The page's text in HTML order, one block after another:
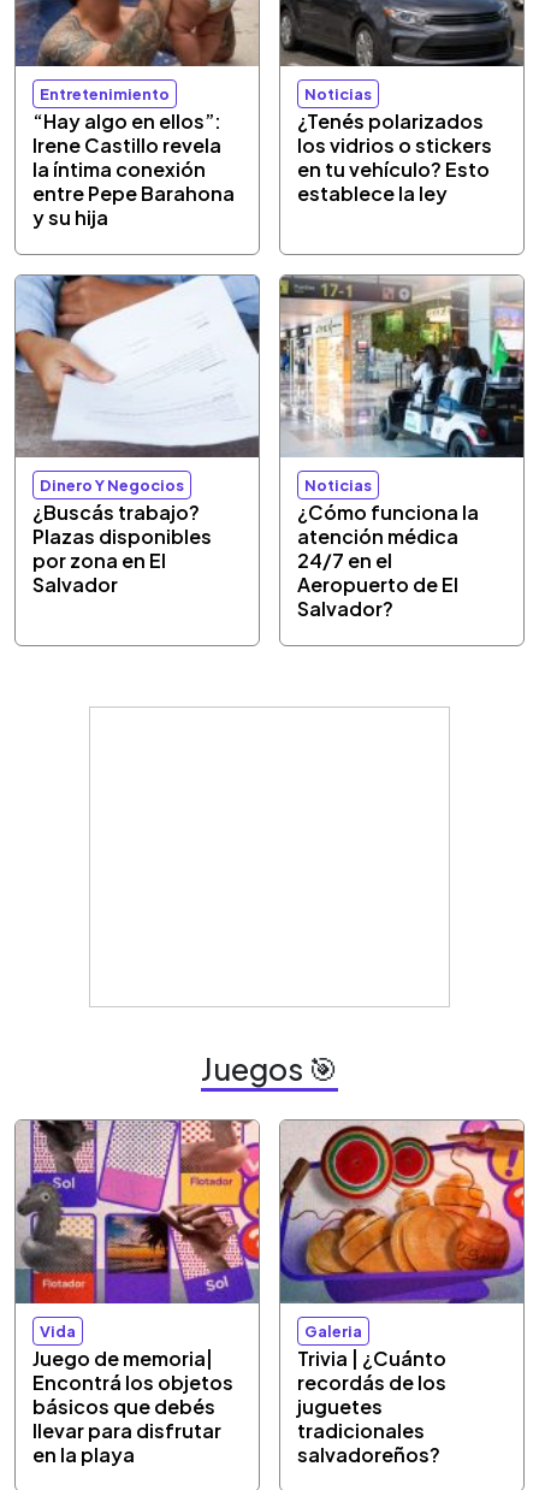
Entretenimiento
“Hay algo en ellos”:
Irene Castillo revela
la íntima conexión
entre Pepe Barahona
y su hija
Noticias
¿Tenés polarizados
los vidrios o stickers
en tu vehículo? Esto
establece la ley
Dinero Y Negocios
¿Buscás trabajo?
Plazas disponibles
por zona en El
Salvador
Noticias
¿Cómo funciona la
atención médica
24/7 en el
Aeropuerto de El
Salvador?
Juegos 🎯
Vida
Juego de memoria|
Encontrá los objetos
básicos que debés
llevar para disfrutar
en la playa
Galeria
Trivia | ¿Cuánto
recordás de los
juguetes
tradicionales
salvadoreños?